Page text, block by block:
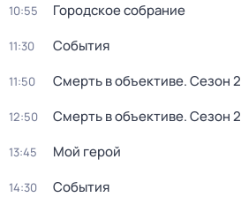
10:55 Городское собрание
11:30 События
11:50 Смерть в объективе. Сезон 2
12:50 Смерть в объективе. Сезон 2
13:45 Мой герой
14:30 События